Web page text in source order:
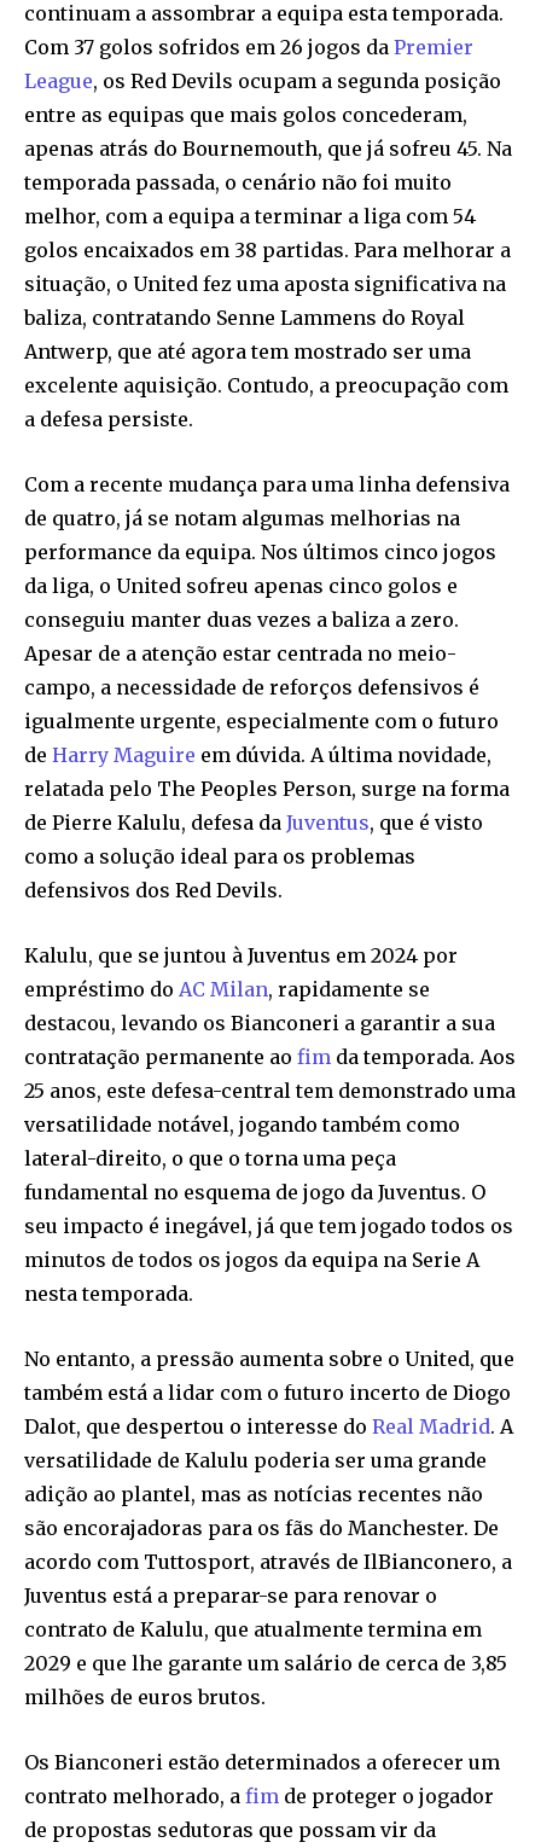
continuam a assombrar a equipa esta temporada.
Com 37 golos sofridos em 26 jogos da Premier
League, os Red Devils ocupam a segunda posição
entre as equipas que mais golos concederam,
apenas atrás do Bournemouth, que já sofreu 45. Na
temporada passada, o cenário não foi muito
melhor, com a equipa a terminar a liga com 54
golos encaixados em 38 partidas. Para melhorar a
situação, o United fez uma aposta significativa na
baliza, contratando Senne Lammens do Royal
Antwerp, que até agora tem mostrado ser uma
excelente aquisição. Contudo, a preocupação com
a defesa persiste.
Com a recente mudança para uma linha defensiva
de quatro, já se notam algumas melhorias na
performance da equipa. Nos últimos cinco jogos
da liga, o United sofreu apenas cinco golos e
conseguiu manter duas vezes a baliza a zero.
Apesar de a atenção estar centrada no meio-
campo, a necessidade de reforços defensivos é
igualmente urgente, especialmente com o futuro
de Harry Maguire em dúvida. A última novidade,
relatada pelo The Peoples Person, surge na forma
de Pierre Kalulu, defesa da Juventus, que é visto
como a solução ideal para os problemas
defensivos dos Red Devils.
Kalulu, que se juntou à Juventus em 2024 por
empréstimo do AC Milan, rapidamente se
destacou, levando os Bianconeri a garantir a sua
contratação permanente ao fim da temporada. Aos
25 anos, este defesa-central tem demonstrado uma
versatilidade notável, jogando também como
lateral-direito, o que o torna uma peça
fundamental no esquema de jogo da Juventus. O
seu impacto é inegável, já que tem jogado todos os
minutos de todos os jogos da equipa na Serie A
nesta temporada.
No entanto, a pressão aumenta sobre o United, que
também está a lidar com o futuro incerto de Diogo
Dalot, que despertou o interesse do Real Madrid. A
versatilidade de Kalulu poderia ser uma grande
adição ao plantel, mas as notícias recentes não
são encorajadoras para os fãs do Manchester. De
acordo com Tuttosport, através de IlBianconero, a
Juventus está a preparar-se para renovar o
contrato de Kalulu, que atualmente termina em
2029 e que lhe garante um salário de cerca de 3,85
milhões de euros brutos.
Os Bianconeri estão determinados a oferecer um
contrato melhorado, a fim de proteger o jogador
de propostas sedutoras que possam vir da